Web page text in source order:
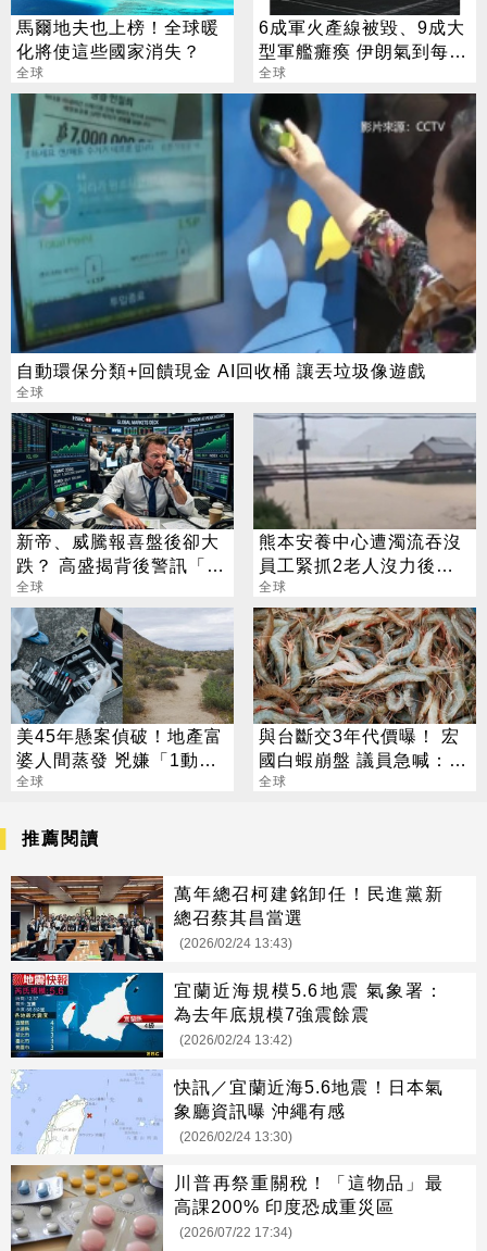
馬爾地夫也上榜！全球暖
化將使這些國家消失？
全球
6成軍火產線被毀、9成大
型軍艦癱瘓 伊朗氣到每天
打鄰居
全球
自動環保分類+回饋現金 AI回收桶 讓丟垃圾像遊戲
全球
新帝、威騰報喜盤後卻大
跌？ 高盛揭背後警訊「恐
傷到美光」
全球
熊本安養中心遭濁流吞沒
員工緊抓2老人沒力後鬆
手「對不起」
全球
美45年懸案偵破！地產富
婆人間蒸發 兇嫌「1動
作」露餡落網
全球
與台斷交3年代價曝！ 宏
國白蝦崩盤 議員急喊：盼
重談
全球
推薦閱讀
萬年總召柯建銘卸任！民進黨新
總召蔡其昌當選
(2026/02/24 13:43)
宜蘭近海規模5.6地震 氣象署：
為去年底規模7強震餘震
(2026/02/24 13:42)
快訊／宜蘭近海5.6地震！日本氣
象廳資訊曝 沖繩有感
(2026/02/24 13:30)
川普再祭重關稅！「這物品」最
高課200% 印度恐成重災區
(2026/07/22 17:34)